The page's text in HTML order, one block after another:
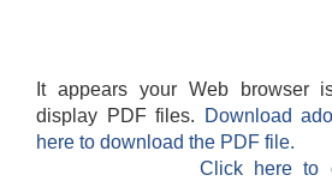
It appears your Web browser
display PDF files.
Download
here to download the PDF file.
Click here to